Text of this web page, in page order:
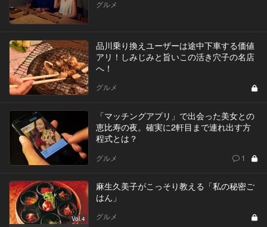
グルメ
品川乗り換えユーザーは途中下車する価値
アリ！しみじみと旨いこの活き穴子の名店
へ！
グルメ
「マッチングアプリ」で出会った美女との
恵比寿の夜。確実に2軒目まで連れ出す方
程式とは？
グルメ 1
Vol.4
麻生久美子がこっそり教える「私の秘密ご
はん」
グルメ